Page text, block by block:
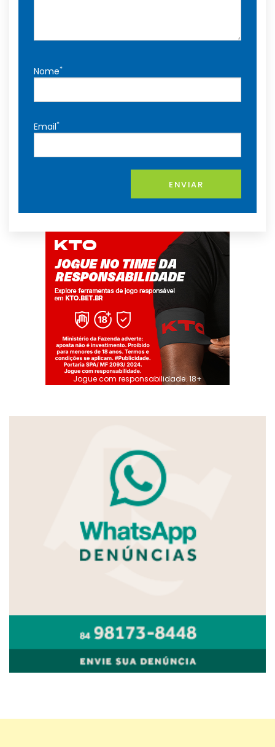
Nome*
Email*
ENVIAR
Jogue com responsabilidade. 18+